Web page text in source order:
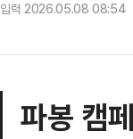
입력 2026.05.08 08:54
파봉 캠